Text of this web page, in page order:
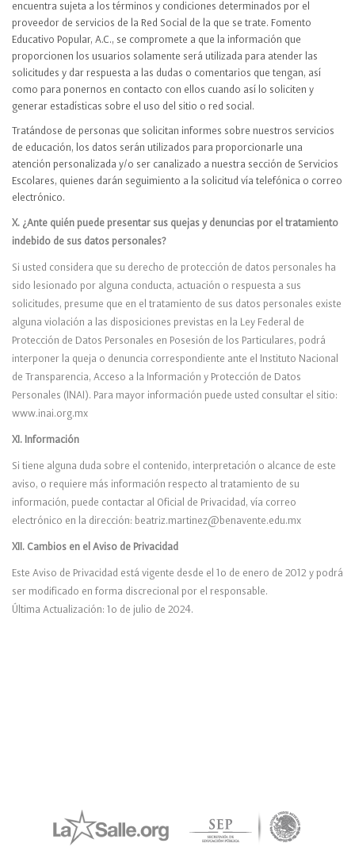
encuentra sujeta a los términos y condiciones determinados por el
proveedor de servicios de la Red Social de la que se trate. Fomento
Educativo Popular, A.C., se compromete a que la información que
proporcionen los usuarios solamente será utilizada para atender las
solicitudes y dar respuesta a las dudas o comentarios que tengan, así
como para ponernos en contacto con ellos cuando así lo soliciten y
generar estadísticas sobre el uso del sitio o red social.
Tratándose de personas que solicitan informes sobre nuestros servicios
de educación, los datos serán utilizados para proporcionarle una
atención personalizada y/o ser canalizado a nuestra sección de Servicios
Escolares, quienes darán seguimiento a la solicitud vía telefónica o correo
electrónico.
X. ¿Ante quién puede presentar sus quejas y denuncias por el tratamiento
indebido de sus datos personales?
Si usted considera que su derecho de protección de datos personales ha
sido lesionado por alguna conducta, actuación o respuesta a sus
solicitudes, presume que en el tratamiento de sus datos personales existe
alguna violación a las disposiciones previstas en la Ley Federal de
Protección de Datos Personales en Posesión de los Particulares, podrá
interponer la queja o denuncia correspondiente ante el Instituto Nacional
de Transparencia, Acceso a la Información y Protección de Datos
Personales (INAI). Para mayor información puede usted consultar el sitio:
www.inai.org.mx
XI. Información
Si tiene alguna duda sobre el contenido, interpretación o alcance de este
aviso, o requiere más información respecto al tratamiento de su
información, puede contactar al Oficial de Privacidad, vía correo
electrónico en la dirección: beatriz.martinez@benavente.edu.mx
XII. Cambios en el Aviso de Privacidad
Este Aviso de Privacidad está vigente desde el 1o de enero de 2012 y podrá
ser modificado en forma discrecional por el responsable.
Última Actualización: 1o de julio de 2024.